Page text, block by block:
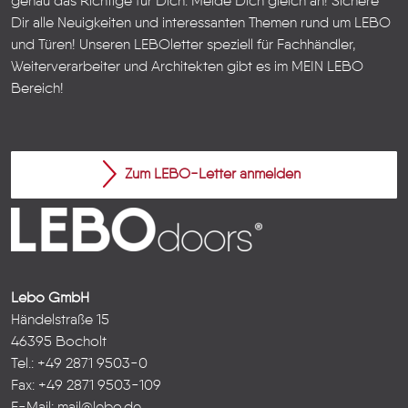
Dir alle Neuigkeiten und interessanten Themen rund um LEBO
und Türen! Unseren LEBOletter speziell für Fachhändler,
Weiterverarbeiter und Architekten gibt es im MEIN LEBO
Bereich!
Zum LEBO-Letter anmelden
Lebo GmbH
Händelstraße 15
46395 Bocholt
Tel.: +49 2871 9503-0
Fax: +49 2871 9503-109